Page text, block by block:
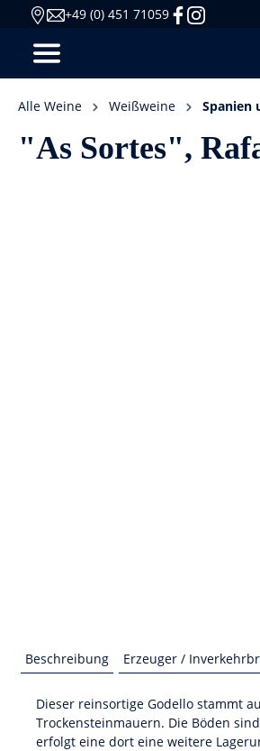
+49 (0) 451 71059
Alle Weine Weißweine Spanien
"As Sortes",
Beschreibung Erzeuger /
Dieser reinsortige Godello stammt
Trockensteinmauern. Die Böden
erfolgt eine dort eine weitere